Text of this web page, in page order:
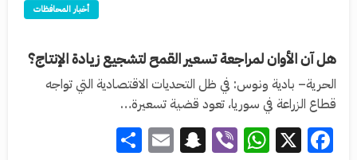
أخبار المحافظات
هل آن الأوان لمراجعة تسعير القمح لتشجيع زيادة الإنتاج؟
الحرية– بادية ونوس: في ظل التحديات الاقتصادية التي تواجه
قطاع الزراعة في سوريا، تعود قضية تسعيرة…
Facebook
X
WhatsApp
Viber
Snapchat
Email